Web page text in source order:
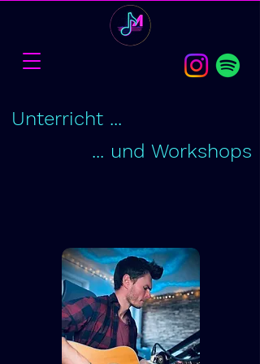
Unterricht ...
... und Workshops